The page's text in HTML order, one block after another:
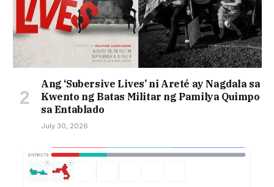
Ang ‘Subersive Lives’ ni Areté ay Nagdala sa
Kwento ng Batas Militar ng Pamilya Quimpo
sa Entablado
July 30, 2026